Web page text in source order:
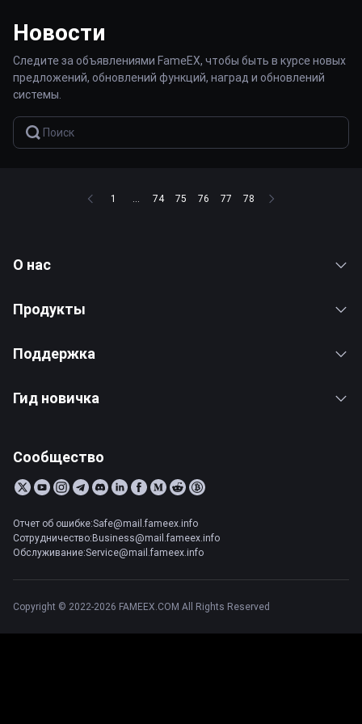
Новости
Следите за объявлениями FameEX, чтобы быть в курсе новых
предложений, обновлений функций, наград и обновлений
системы.
1 ... 74 75 76 77 78
О нас
Продукты
Поддержка
Гид новичка
Сообщество
Отчет об ошибке:Safe@mail.fameex.info
Сотрудничество:Business@mail.fameex.info
Обслуживание:Service@mail.fameex.info
Copyright © 2022-2026 FAMEEX.COM All Rights Reserved